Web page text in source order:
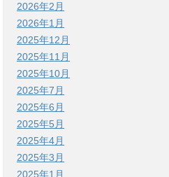
2026年2月
2026年1月
2025年12月
2025年11月
2025年10月
2025年7月
2025年6月
2025年5月
2025年4月
2025年3月
2025年1月